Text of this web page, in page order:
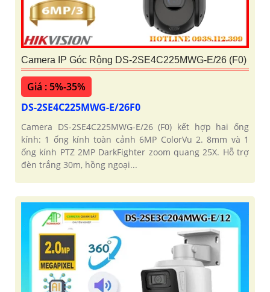
Camera IP Góc Rộng DS-2SE4C225MWG-E/26 (F0)
Giá : 5%-35%
DS-2SE4C225MWG-E/26F0
Camera DS-2SE4C225MWG-E/26 (F0) kết hợp hai ống
kính: 1 ống kính toàn cảnh 6MP ColorVu 2. 8mm và 1
ống kính PTZ 2MP DarkFighter zoom quang 25X. Hỗ trợ
đèn trắng 30m, hồng ngoại...